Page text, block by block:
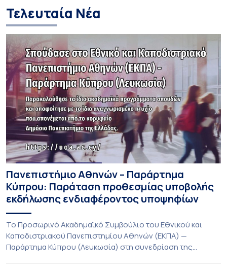
Τελευταία Νέα
Πανεπιστήμιο Αθηνών – Παράρτημα
Κύπρου: Παράταση προθεσμίας υποβολής
εκδήλωσης ενδιαφέροντος υποψηφίων
Το Προσωρινό Ακαδημαϊκό Συμβούλιο του Εθνικού και
Καποδιστριακού Πανεπιστημίου Αθηνών (ΕΚΠΑ) —
Παράρτημα Κύπρου (Λευκωσία) στη συνεδρίαση της